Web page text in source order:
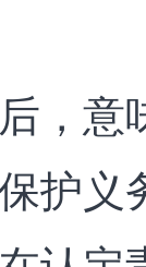
，意
护义